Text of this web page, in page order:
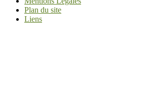
Plan du site
Liens